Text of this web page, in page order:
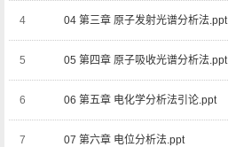
4 04 第三章 原子发射光谱分析法.ppt
5 05 第四章 原子吸收光谱分析法.ppt
6 06 第五章 电化学分析法引论.ppt
7 07 第六章 电位分析法.ppt